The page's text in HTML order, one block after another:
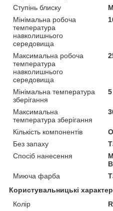
Ступінь блиску
Мінімальна робоча
температура
навколишнього
середовища
Максимальна робоча
температура
навколишнього
середовища
Мінімальна температура
зберігання
Максимальна
температура зберігання
Кількість компонентів
Без запаху
Спосіб нанесення
Миюча фарба
Користувальницькі
Колір